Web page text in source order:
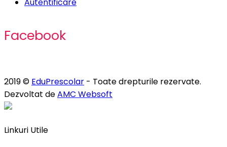
Facebook
2019 © EduPrescolar - Toate drepturile rezervate.
Dezvoltat deAMC Websoft
Linkuri Utile